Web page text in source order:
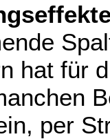
hat für
per